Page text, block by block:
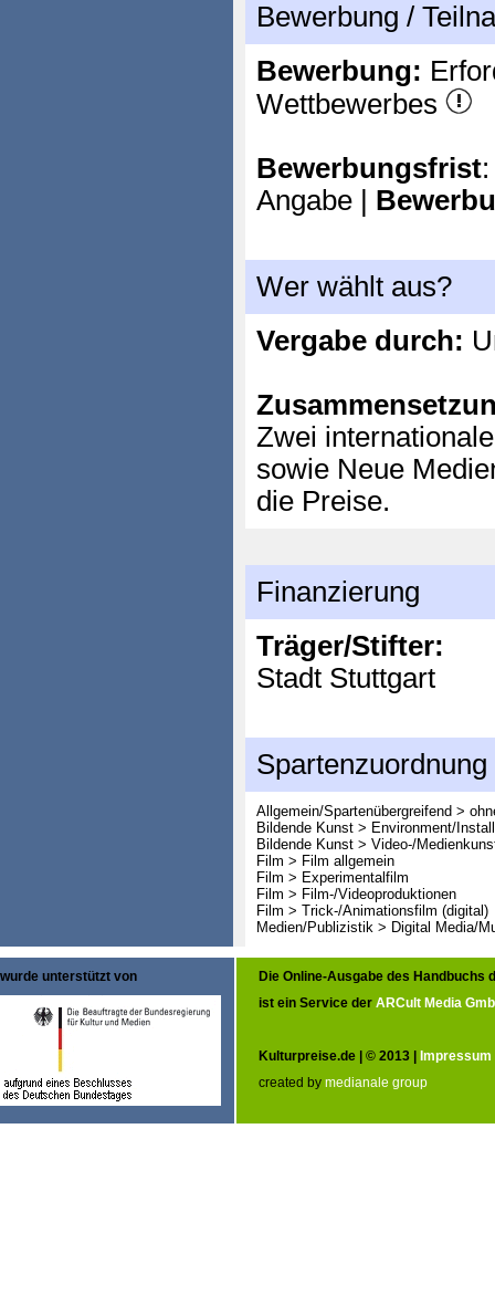
Bewerbung /
Bewerbung:
Wettbewerbes
Bewerbungsfrist
Angabe |
Wer wählt aus?
Vergabe durch:
Zwei
sowie Neue
die Preise.
Finanzierung
Träger/Stifter:
Stadt Stuttgart
Spartenzuordnung
Allgemein/Spartenübergreifend >
Bildende Kunst > Environment/
Bildende Kunst > Video-/
Film > Film allgemein
Film > Experimentalfilm
Film > Film-/Videoproduktionen
Film > Trick-/Animationsfilm (digital)
Medien/Publizistik > Digital Media/
wurde unterstützt von
Die Online-Ausgabe des Handbuchs
ist ein Service der ARCult Media
Kulturpreise.de | © 2013 | Impressum
created by medianale group